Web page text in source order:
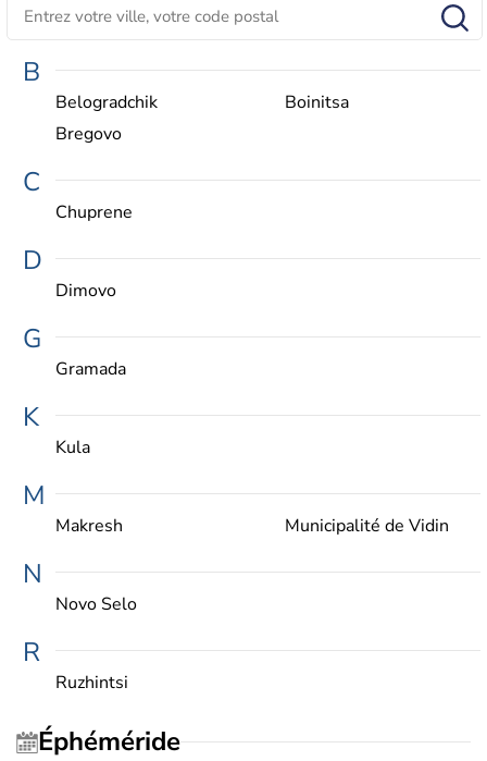
B
Belogradchik
Boinitsa
Bregovo
C
Chuprene
D
Dimovo
G
Gramada
K
Kula
M
Makresh Municipalité de Vidin
N
Novo Selo
R
Ruzhintsi
Éphéméride